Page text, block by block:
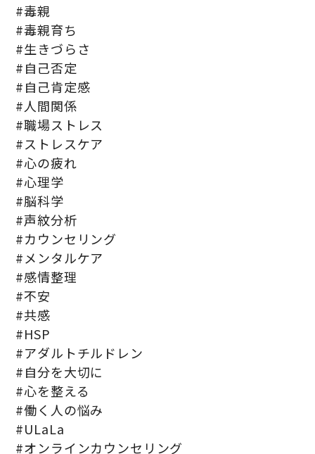
#毒親
#毒親育ち
#生きづらさ
#自己否定
#自己肯定感
#人間関係
#職場ストレス
#ストレスケア
#心の疲れ
#心理学
#脳科学
#声紋分析
#カウンセリング
#メンタルケア
#感情整理
#不安
#共感
#HSP
#アダルトチルドレン
#自分を大切に
#心を整える
#働く人の悩み
#ULaLa
#オンラインカウンセリング